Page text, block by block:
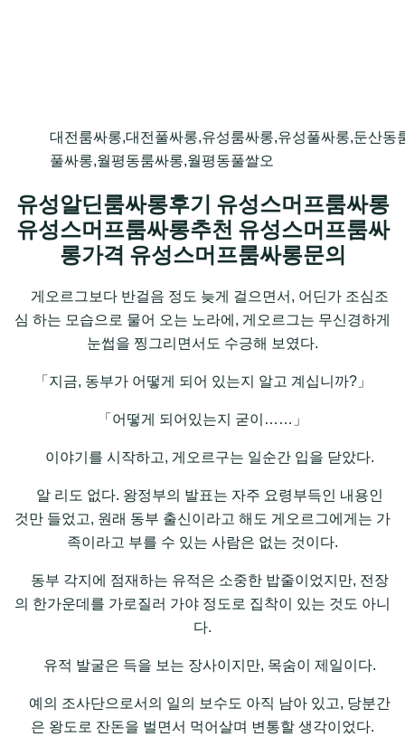
대전룸싸롱,대전풀싸롱,유성룸싸롱,유성풀싸롱,둔산동
풀싸롱,월평동룸싸롱,월평동풀쌀오
유성알딘룸싸롱후기 유성스머프룸싸롱
유성스머프룸싸롱추천 유성스머프룸싸
롱가격 유성스머프룸싸롱문의
게오르그보다 반걸음 정도 늦게 걸으면서, 어딘가 조심조
심 하는 모습으로 물어 오는 노라에, 게오르그는 무신경하게
눈썹을 찡그리면서도 수긍해 보였다.
「지금, 동부가 어떻게 되어 있는지 알고 계십니까?」
「어떻게 되어있는지 굳이……」
이야기를 시작하고, 게오르구는 일순간 입을 닫았다.
알 리도 없다. 왕정부의 발표는 자주 요령부득인 내용인
것만 들었고, 원래 동부 출신이라고 해도 게오르그에게는 가
족이라고 부를 수 있는 사람은 없는 것이다.
동부 각지에 점재하는 유적은 소중한 밥줄이었지만, 전장
의 한가운데를 가로질러 가야 정도로 집착이 있는 것도 아니
다.
유적 발굴은 득을 보는 장사이지만, 목숨이 제일이다.
예의 조사단으로서의 일의 보수도 아직 남아 있고, 당분간
은 왕도로 잔돈을 벌면서 먹어살며 변통할 생각이었다.